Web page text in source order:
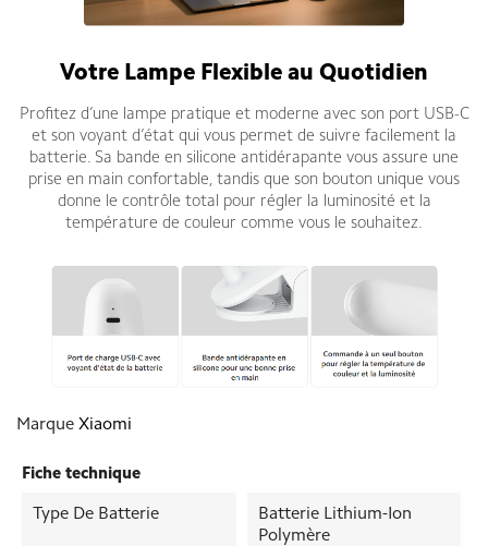
Votre Lampe Flexible au Quotidien
Profitez d’une lampe pratique et moderne avec son port USB-C
et son voyant d’état qui vous permet de suivre facilement la
batterie. Sa bande en silicone antidérapante vous assure une
prise en main confortable, tandis que son bouton unique vous
donne le contrôle total pour régler la luminosité et la
température de couleur comme vous le souhaitez.
Marque Xiaomi
Fiche technique
Type De Batterie
Batterie Lithium-Ion
Polymère